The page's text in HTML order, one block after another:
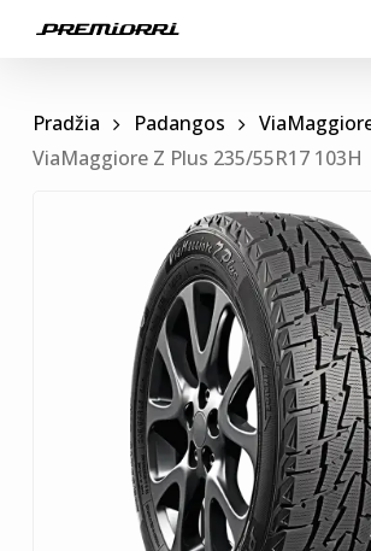
Pradžia Padangos
ViaMaggiore Z Plus 235/55R17 103H